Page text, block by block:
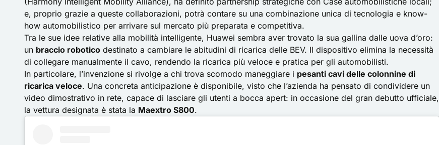
e, proprio grazie a queste collaborazioni, potrà contare su una combinazione unica di tecnologia e know-
how automobilistico per arrivare sul mercato più preparata e competitiva.
Tra le sue idee relative alla mobilità intelligente, Huawei sembra aver trovato la sua gallina dalle uova d’oro:
un braccio robotico destinato a cambiare le abitudini di ricarica delle BEV. Il dispositivo elimina la necessità
di collegare manualmente il cavo, rendendo la ricarica più veloce e pratica per gli automobilisti.
In particolare, l’invenzione si rivolge a chi trova scomodo maneggiare i pesanti cavi delle colonnine di
ricarica veloce. Una concreta anticipazione è disponibile, visto che l’azienda ha pensato di condividere un
video dimostrativo in rete, capace di lasciare gli utenti a bocca apert: in occasione del gran debutto ufficiale,
la vettura designata è stata la Maextro S800.